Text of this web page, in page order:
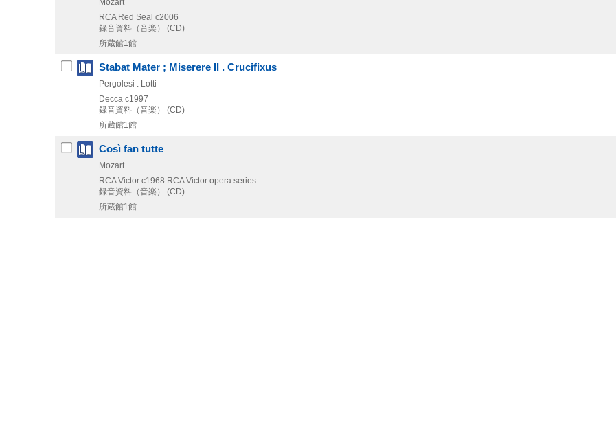
Mozart
RCA Red Seal c2006
録音資料（音楽） (CD)
所蔵館1館
Stabat Mater ; Miserere II . Crucifixus
Pergolesi . Lotti
Decca c1997
録音資料（音楽） (CD)
所蔵館1館
Così fan tutte
Mozart
RCA Victor c1968 RCA Victor opera series
録音資料（音楽） (CD)
所蔵館1館